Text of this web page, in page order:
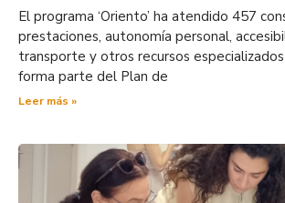
El programa ‘Oriento’ ha atendido 457
prestaciones, autonomía personal,
transporte y otros recursos
forma parte del Plan de
Leer más »